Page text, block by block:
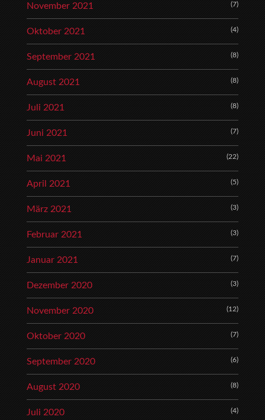
November 2021 (7)
Oktober 2021 (4)
September 2021 (8)
August 2021 (8)
Juli 2021 (8)
Juni 2021 (7)
Mai 2021 (22)
April 2021 (5)
März 2021 (3)
Februar 2021 (3)
Januar 2021 (7)
Dezember 2020 (3)
November 2020 (12)
Oktober 2020 (7)
September 2020 (6)
August 2020 (8)
Juli 2020 (4)